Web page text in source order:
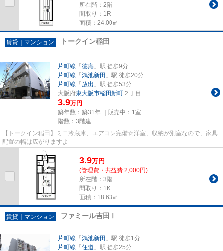
所在階：2階
間取り：1R
面積：24.00㎡
賃貸｜マンション トークイン稲田
片町線 「 徳庵 」駅 徒歩9分
片町線 「 鴻池新田 」駅 徒歩20分
片町線 「 放出 」駅 徒歩53分
大阪府東大阪市稲田新町 ２丁目
3.9万円
築年数：築31年 ｜販売中： 1室
階数：3階建
【トークイン稲田】ミニ冷蔵庫、エアコン完備☆洋室、収納が別室なので、家具
配置の幅は広がりますよ
3.9万円
(管理費・共益費 2,000円)
所在階：3階
間取り：1K
面積：18.63㎡
賃貸｜マンション ファミール吉田Ⅰ
片町線 「 鴻池新田 」駅 徒歩1分
片町線 「 住道 」駅 徒歩25分